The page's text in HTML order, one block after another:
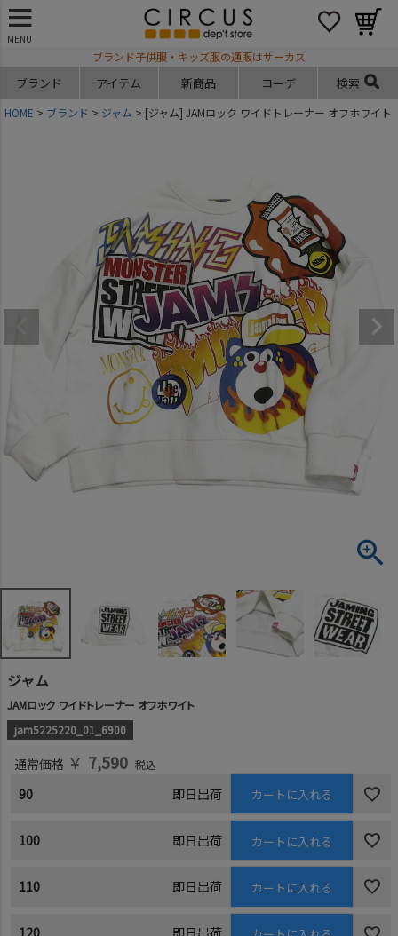
MENU
ブランド子供服・キッズ服の通販はサーカス
ブランド アイテム 新商品 コーデ 検索
HOME ブランド ジャム [ジャム] JAMロック ワイドトレーナー オフホワイト
ジャム
JAMロック ワイドトレーナー オフホワイト
jam5225220_01_6900
通常価格 ￥ 7,590 税込
90 即日出荷 カートに入れる
100 即日出荷 カートに入れる
110 即日出荷 カートに入れる